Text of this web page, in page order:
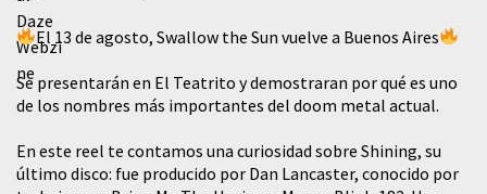
El 13 de agosto, Swallow the Sun vuelve a Buenos Aires
Se presentarán en El Teatrito y demostraran por qué es uno
de los nombres más importantes del doom metal actual.
En este reel te contamos una curiosidad sobre Shining, su
último disco: fue producido por Dan Lancaster, conocido por